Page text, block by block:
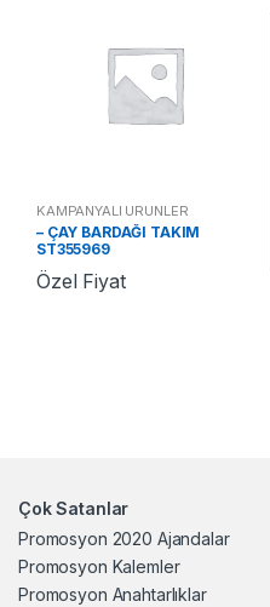
KAMPANYALI ÜRÜNLER
– ÇAY BARDAĞI TAKIM
ST355969
Özel Fiyat
Çok Satanlar
Promosyon 2020 Ajandalar
Promosyon Kalemler
Promosyon Anahtarlıklar